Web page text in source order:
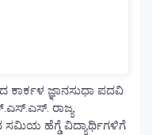
ಜ್ಞಾನಸುಧಾ ಪದವಿ
ರಾಜ್ಯ
ಸಮಿಯ ಹೆಗ್ಡೆ ವಿದ್ಯಾರ್ಥಿಗಳಿಗೆ